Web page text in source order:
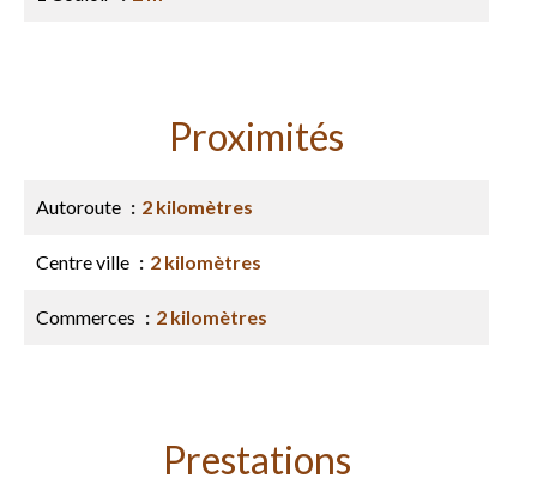
Proximités
Autoroute 2 kilomètres
Centre ville 2 kilomètres
Commerces 2 kilomètres
Prestations